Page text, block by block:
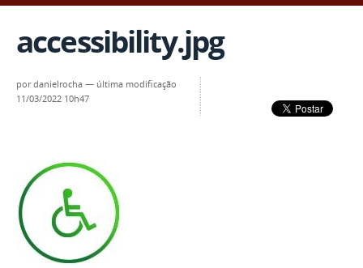
accessibility.jpg
pordanielrocha — última modificação
11/03/2022 10h47